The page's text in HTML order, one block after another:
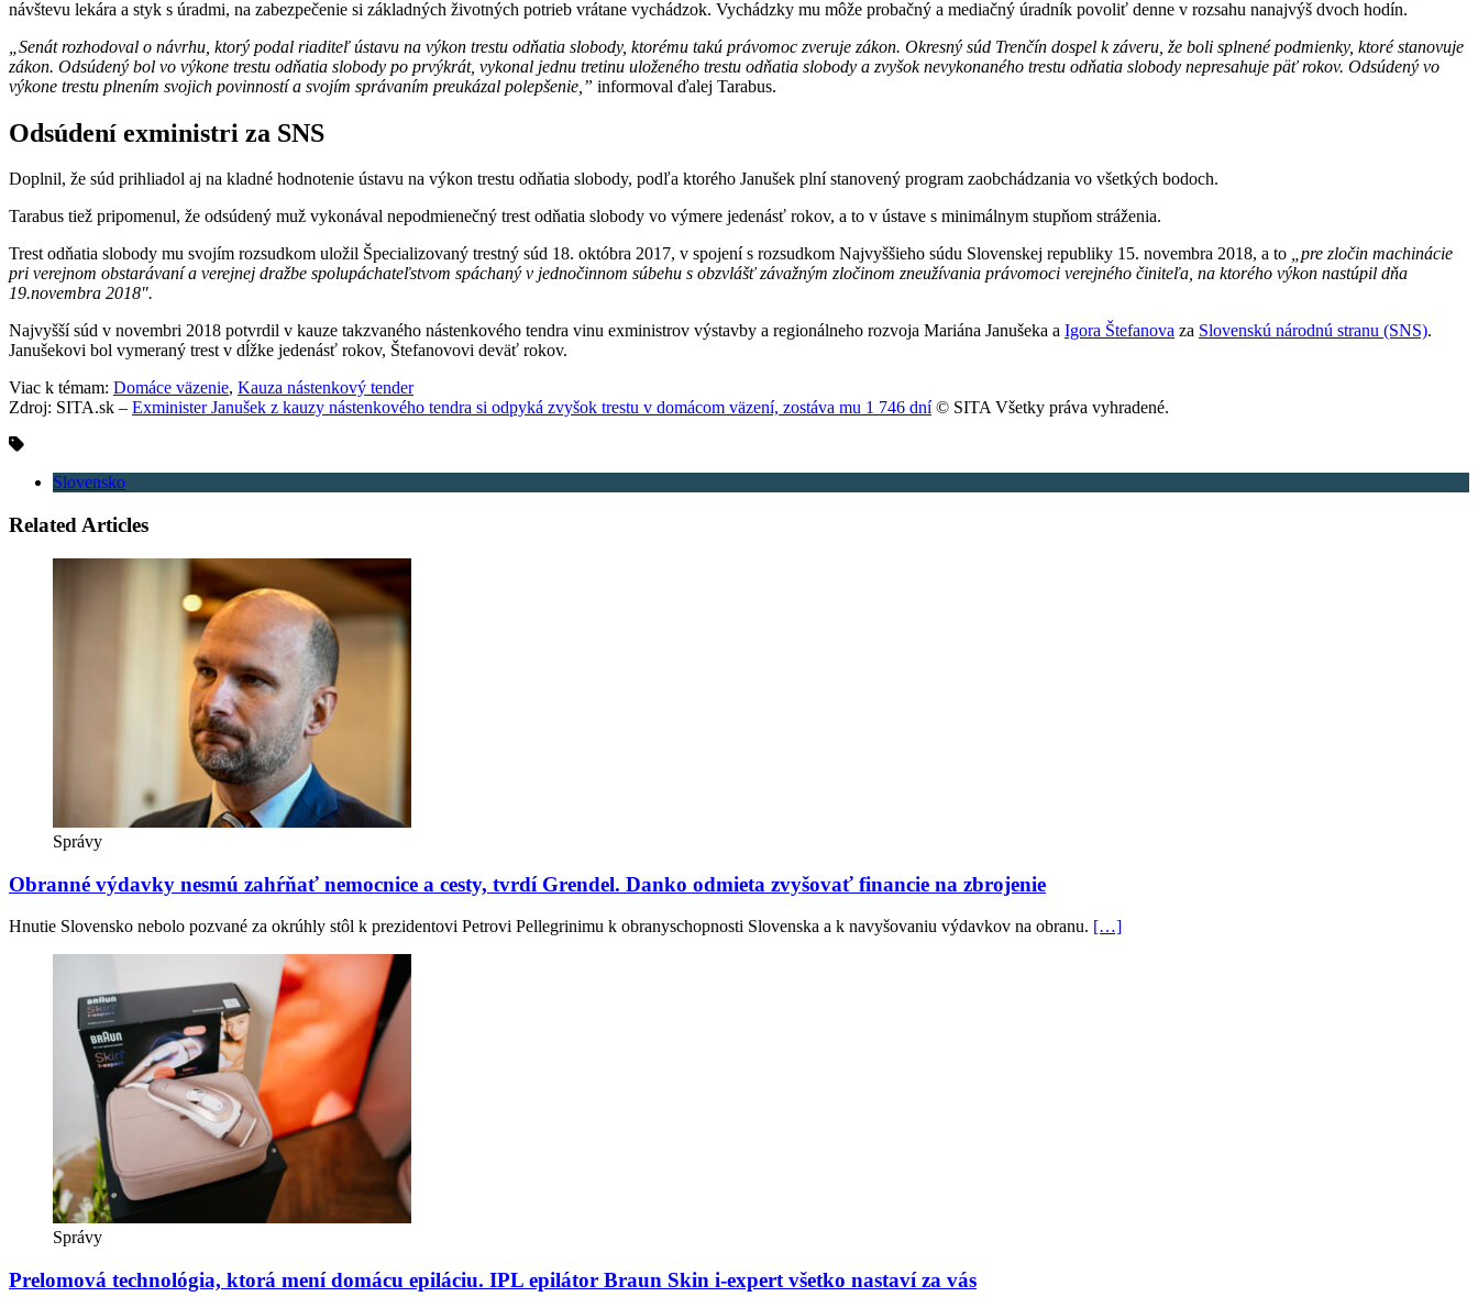
návštevu lekára a styk s úradmi, na zabezpečenie si základných životných potrieb vrátane vychádzok. Vychádzky mu môže probačný a mediačný úradník povoliť denne v rozsahu nanajvýš dvoch hodín.
„Senát rozhodoval o návrhu, ktorý podal riaditeľ ústavu na výkon trestu odňatia slobody, ktorému takú právomoc zveruje zákon. Okresný súd Trenčín dospel k záveru, že boli splnené podmienky, ktoré stanovuje
zákon. Odsúdený bol vo výkone trestu odňatia slobody po prvýkrát, vykonal jednu tretinu uloženého trestu odňatia slobody a zvyšok nevykonaného trestu odňatia slobody nepresahuje päť rokov. Odsúdený vo
výkone trestu plnením svojich povinností a svojím správaním preukázal polepšenie,” informoval ďalej Tarabus.
Odsúdení exministri za SNS
Doplnil, že súd prihliadol aj na kladné hodnotenie ústavu na výkon trestu odňatia slobody, podľa ktorého Janušek plní stanovený program zaobchádzania vo všetkých bodoch.
Tarabus tiež pripomenul, že odsúdený muž vykonával nepodmienečný trest odňatia slobody vo výmere jedenásť rokov, a to v ústave s minimálnym stupňom stráženia.
Trest odňatia slobody mu svojím rozsudkom uložil Špecializovaný trestný súd 18. októbra 2017, v spojení s rozsudkom Najvyššieho súdu Slovenskej republiky 15. novembra 2018, a to „pre zločin machinácie
pri verejnom obstarávaní a verejnej dražbe spolupáchateľstvom spáchaný v jednočinnom súbehu s obzvlášť závažným zločinom zneužívania právomoci verejného činiteľa, na ktorého výkon nastúpil dňa
19.novembra 2018″.
Najvyšší súd v novembri 2018 potvrdil v kauze takzvaného nástenkového tendra vinu exministrov výstavby a regionálneho rozvoja Mariána Janušeka a Igora Štefanova za Slovenskú národnú stranu (SNS).
Janušekovi bol vymeraný trest v dĺžke jedenásť rokov, Štefanovovi deväť rokov.
Viac k témam: Domáce väzenie, Kauza nástenkový tender
Zdroj: SITA.sk – Exminister Janušek z kauzy nástenkového tendra si odpyká zvyšok trestu v domácom väzení, zostáva mu 1 746 dní© SITA Všetky práva vyhradené.
Slovensko
Related Articles
Správy
Obranné výdavky nesmú zahŕňať nemocnice a cesty, tvrdí Grendel. Danko odmieta zvyšovať financie na zbrojenie
Hnutie Slovensko nebolo pozvané za okrúhly stôl k prezidentovi Petrovi Pellegrinimu k obranyschopnosti Slovenska a k navyšovaniu výdavkov na obranu. […]
Správy
Prelomová technológia, ktorá mení domácu epiláciu. IPL epilátor Braun Skin i-expert všetko nastaví za vás